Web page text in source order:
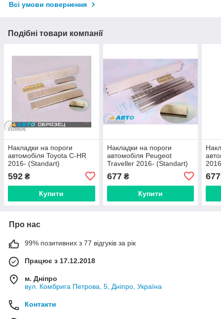
Всі умови повернення
Подібні товари компанії
Накладки на пороги
автомобіля Toyota C-HR
2016- (Standart)
592 ₴
Купити
Накладки на пороги
автомобіля Peugeot
Traveller 2016- (Standart)
677₴
Купити
677
Про нас
99% позитивних з 77 відгуків за рік
Працює з 17.12.2018
м. Дніпро
вул. Комбрига Петрова, 5, Дніпро, Україна
Контакти